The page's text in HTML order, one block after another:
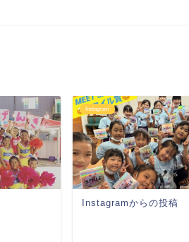
Instagram
Instagramからの投稿